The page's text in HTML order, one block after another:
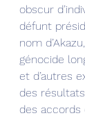
obscur
défunt
nom
génocide
et d’autres
des
des accords